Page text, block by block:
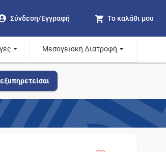
Σύνδεση/Εγγραφή Το καλάθι μου
Μεσογειακή Διατροφή